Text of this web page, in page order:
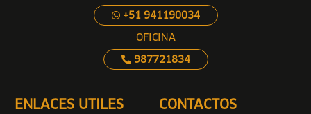
+51 941190034
OFICINA
987721834
ENLACES UTILES CONTACTOS